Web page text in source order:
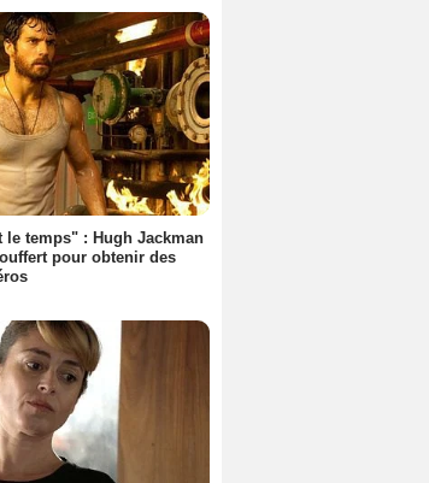
le temps" : Hugh Jackman
pour obtenir des